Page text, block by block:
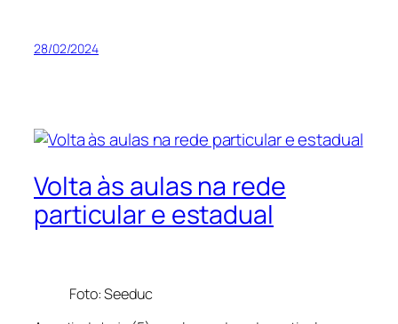
28/02/2024
Volta às aulas na rede
particular e estadual
Foto: Seeduc